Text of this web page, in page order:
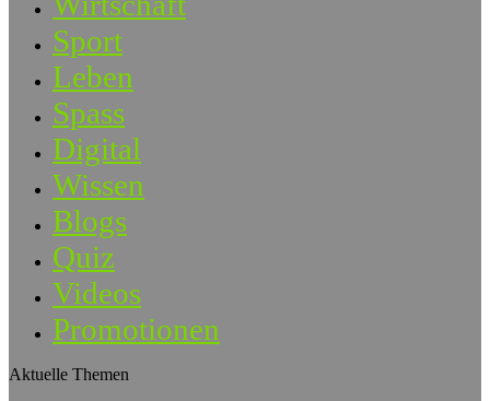
Sport
Leben
Spass
Digital
Wissen
Blogs
Quiz
Videos
Promotionen
Aktuelle Themen